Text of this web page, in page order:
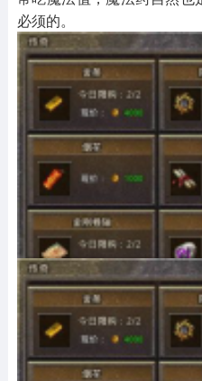
必须的。